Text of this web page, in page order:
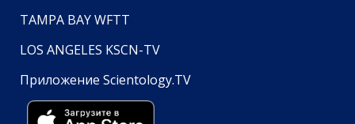
TAMPA BAY WFTT
LOS ANGELES KSCN-TV
Приложение Scientology.TV